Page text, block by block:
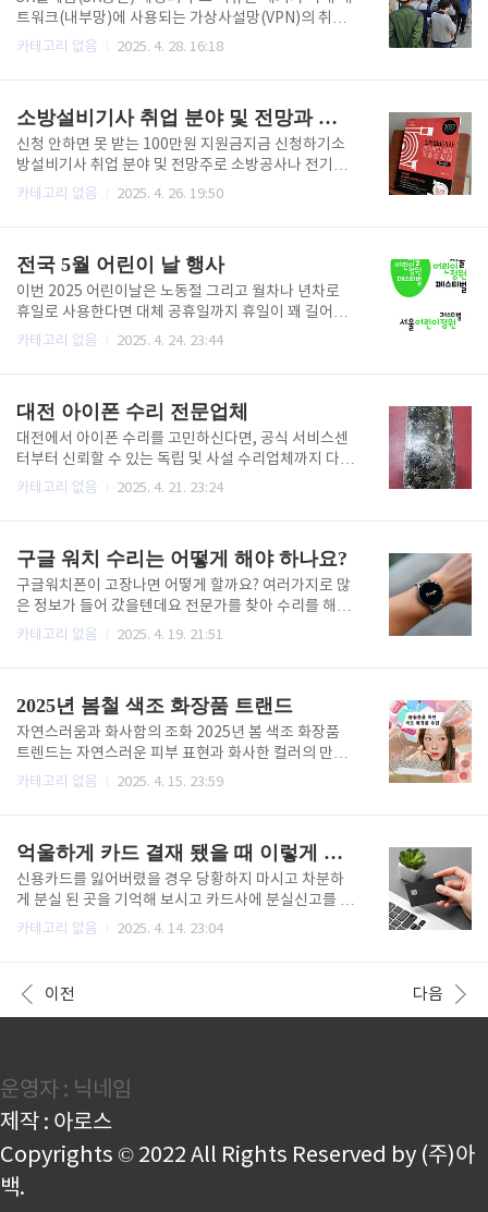
하는 물리적 장치들의 네트워크를 의미합니다.컴퓨팅
기술과 IoT의 결합은 단순한 연결성을 넘어 지능형 시
스템을 구축하는 기반이 됩니다.IoT 시스템은 센서, 액
눈과 귀 역할을..
트워크(내부망)에 사용되는 가상사설망(VPN)의 취약
점을 노려 악성코드를 침투시켰기 때문으로 분석됩니
는 사고로 이어졌습니다.보안 전문가들은 해커가 VPN
취약점이나 계정 탈취를 통해 내부망에 접근한 뒤,악성
코드를 오랜 기간 은닉해 데이터를 빼내는 지능형 지속
공격(APT)이었을 가능성을 지적합니다.실제로 해커의
침입과 정보 유출이 약 1년 전부터 진행됐을 수 있다는
되었을가능성이 ..
카테고리 없음 2025. 4. 28. 16:18
소방설비기사 취업 분야 및 전망과 시험 준비 방법
신청 안하면 못 받는 100만원 지원금지금 신청하기소
방설비기사 취업 분야 및 전망주로 소방공사나 전기공
사, 각종 건설사 등이 주로 업무를 담당하고 있습니다.
한 손실이 전국적으로 연간 수조 원의 손실을 갉아먹고,
그 결과 수요가 꾸준히 증가하고 있어 유망 직종이라고
해도 과언이 아닙니다.기계류의 경우 소방기계 설비의
구조와 원리를 파악하여 운영에 문제가 없는지 살펴봅
니다. 전기의 경우 자동 화재 감지 설비, 비상 경보 설비,
실시 등의 업무도..
카테고리 없음 2025. 4. 26. 19:50
전국 5월 어린이 날 행사
이번 2025 어린이날은 노동절 그리고 월차나 년차로
휴일로 사용한다면 대체 공휴일까지 휴일이 꽤 길어요.
따뜻한 봄철 5월 가정의 달로 다들 계획을 세우셨나요? ​
선거 외의 다양한 이슈로 인해 많은 행사가 연기되었습
니다. 2025년 어린이날 행사 주요 정보**어린이날(5월
5일)**을 맞아 전국 각지에서 다양한 행사와 축제가 준
비되어 있습니다. 서울, 부산 등 주요 도시별 대표 행사
와 체험 프로그램, 추천 행사 장소를 정리합니다.서울
카테고리 없음 2025. 4. 24. 23:44
대전 아이폰 수리 전문업체
대전에서 아이폰 수리를 고민하신다면, 공식 서비스센
터부터 신뢰할 수 있는 독립 및 사설 수리업체까지 다양
한 선택지가 있습니다. 각각의 장점과 특징을 살펴보고,
공식적으로 인증받은 독립수리업체로, 정품 부품을 사
용해 수리 후에도 아이폰에서 정품 인증을 받을 수 있습
니다. 공식 서비스센터와 동일한 수준의 부품 품질과 진
단 시스템을 제공하면서도, 예약 없이 방문이 가능하고
사설 수리의 빠른 속도와 유연함까지 갖췄습니다. 특히
은 휴무이니 방문 ..
카테고리 없음 2025. 4. 21. 23:24
구글 워치 수리는 어떻게 해야 하나요?
구글워치폰이 고장나면 어떻게 할까요? 여러가지로 많
은 정보가 들어 갔을텐데요 전문가를 찾아 수리를 해야
되는데 교체를 해야 되는지 수리가 가능한지 알아보겠
제공하지 않습니다.구글 측은 "픽셀 워치에 대한 수리
센터나 서비스 센터를 운영하지 않는다"고 명확히 밝혔
습니다.워치가 손상된 경우, 구글 고객 지원팀에 연락해
기기 교체 가능 여부만 확인할 수 있습니다.정상적인 마
모, 사고, 분해 등으로 인한 손상은 보증 대상이 아니며,
수리 커뮤니티(..
카테고리 없음 2025. 4. 19. 21:51
2025년 봄철 색조 화장품 트랜드
자연스러움과 화사함의 조화 2025년 봄 색조 화장품
트렌드는 자연스러운 피부 표현과 화사한 컬러의 만남
이 핵심입니다. 대표 키워드는 ‘내추럴 글로우’와 ‘멀티
벤더: 봄의 생기를 담은 맑고 산뜻한 컬러가 주류를 이
룹니다.모카무스: 브라운과 오렌지 계열이 섞인 고급스
러운 컬러로, 팬톤 선정 컬러로도 주목받고 있습니다.파
스텔 계열: 핑크, 라벤더, 민트 등 부드럽고 화사한 색상
이 강조됩니다.블루, 라임, 골드 오렌지: 2024~2025년
지 등도 트렌드로 부상했습니다.피부 표현속광 베이스:
카테고리 없음 2025. 4. 15. 23:59
억울하게 카드 결재 됐을 때 이렇게 하세요.
신용카드를 잃어버렸을 경우 당황하지 마시고 차분하
게 분실 된 곳을 기억해 보시고 카드사에 분실신고를 먼
저 하고요 금융감독원의 민원을 제기하는 방법도 있습
래와 같은 절차를 따라 대처할 수 있습니다: 1. 즉시 카
드사에 분실 신고신용카드 분실을 인지한 즉시 카드사
른 카드사의 카드까지 한 번에 신고할 수 있는 일괄신고
서비스를 제공합니다.2. 부정 사용 여부 확인카드를 찾
은 경우에도, 분실 기간 동안 부정 사용 내역이 있는지
확인해야 합니다..
카테고리 없음 2025. 4. 14. 23:04
이전 다음
운영자 : 닉네임
제작 : 아로스
Copyrights © 2022 All Rights Reserved by (주)아
백.